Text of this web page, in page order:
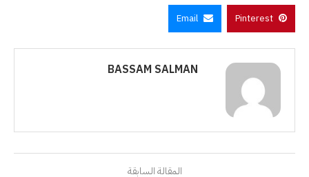
Pinterest
Email
BASSAM SALMAN
المقالة السابقة